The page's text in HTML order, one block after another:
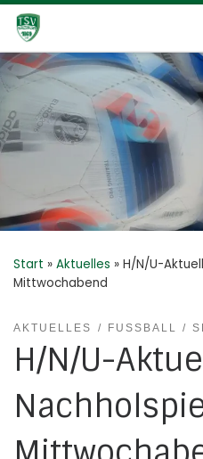
Zum Inhalt springen
Start » Aktuelles » H/N/U-
Mittwochabend
AKTUELLES FUSSBALL
H/N/U-